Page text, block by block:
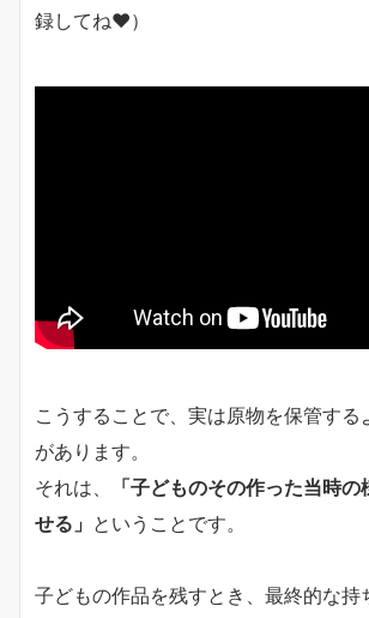
録してね❤）
こうすることで、実は原物を保管する
があります。
それは、
「子どものその作った当時
せる」 ということです。
子どもの作品を残すとき、最終的な持